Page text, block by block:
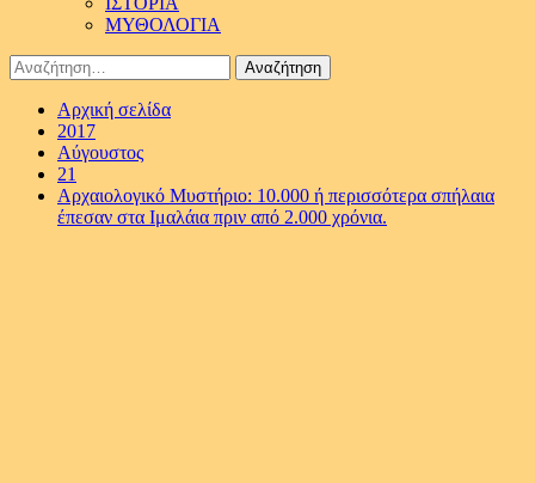
ΜΥΘΟΛΟΓΙΑ
Αναζήτηση
για:
Αρχική σελίδα
2017
Αύγουστος
21
Αρχαιολογικό Μυστήριο: 10.000 ή περισσότερα σπήλαια
έπεσαν στα Ιμαλάια πριν από 2.000 χρόνια.